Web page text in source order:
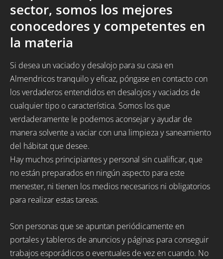
sector, somos los mejores
conocedores y competentes en
la materia
Si desea un vaciado y desalojo para su casa en
Almendricos tranquilo y eficaz, póngase en contacto con
los verdaderos entendidos en desalojos y vaciados de
cualquier tipo o característica. Somos los que
verdaderamente le podemos aconsejar y ayudar de
manera solvente a vaciar con una limpieza y saneamiento
del hábitat que desee.
Hay muchos principiantes y personal sin cualificar, que
no están preparados en ningún aspecto para este
menester, ni tienen los medios necesarios ni obligatorios
para realizar estas tareas.
Son personas que se apuntan periódicamente en
portales y tableros de anuncios y páginas para conseguir
trabajos esporádicos o eventuales de vez en cuando. No